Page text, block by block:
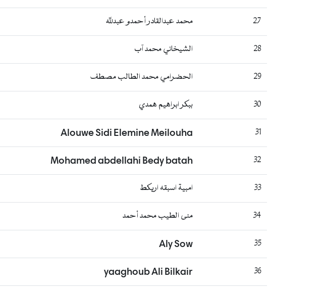
27 محمد عبدالقادر أحمدو عبدلله
28 الشيخاني محمد آب
29 الحضرامي محمد الطالب مصطف
30 ببكر ابراهيم همدي
31
Alouwe Sidi Elemine Meilouha
32
Mohamed abdellahi Bedy batah
33 امبية اسبقه اريكط
34 منى الطيب محمد أحمد
35
Aly Sow
36
yaaghoub Ali Bilkair